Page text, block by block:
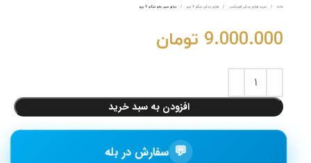
خانه خرید لوازم یدکی فونیکس لوازم یدکی تیگو 7 پرو دیاق سپر جلو تیگو 7 پرو
9.000.000 تومان
افزودن به سبد خرید
💬 سفارش در بله